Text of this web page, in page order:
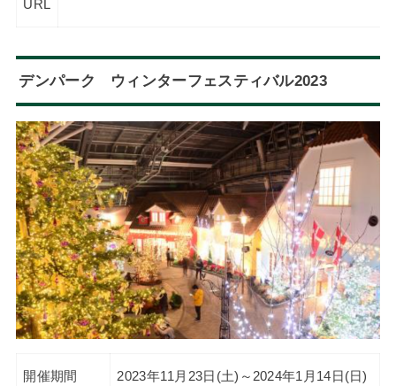
URL
デンパーク ウィンターフェスティバル2023
開催期間 2023年11月23日(土)～2024年1月14日(日)